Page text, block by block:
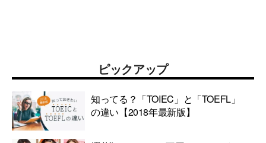
ピックアップ
知ってる？「TOIEC」と「TOEFL」
の違い【2018年最新版】